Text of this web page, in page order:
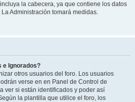
la cabecera, ya que contiene los datos
Administración tomará medidas.
e Ignorados?
otros usuarios del foro. Los usuarios
verse en en Panel de Control de
ver si están identificados y poder así
la plantilla que utilice el foro, los